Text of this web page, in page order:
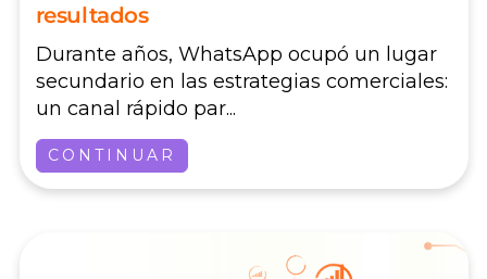
resultados
Durante años, WhatsApp ocupó un lugar
secundario en las estrategias comerciales:
un canal rápido par...
CONTINUAR